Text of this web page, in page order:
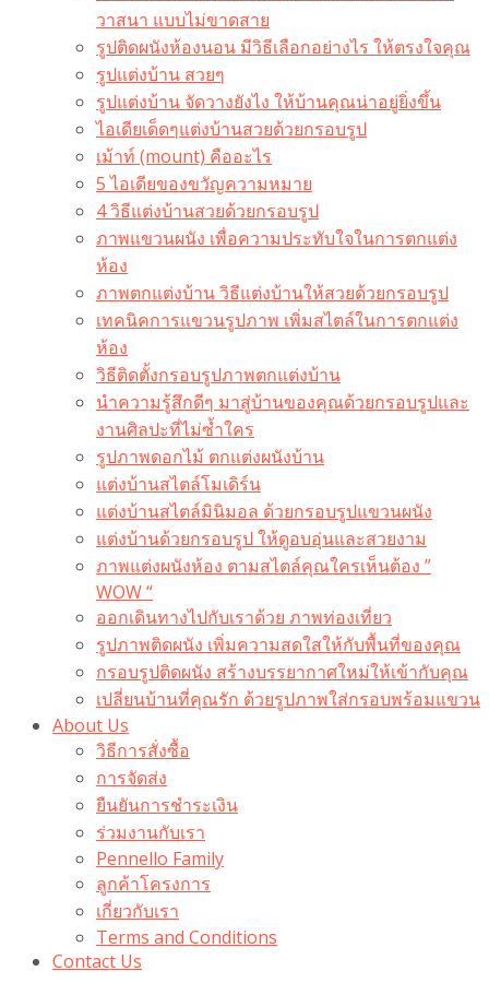
วาสนา แบบไม่ขาดสาย
รูปติดผนังห้องนอน มีวิธีเลือกอย่างไร ให้ตรงใจคุณ
รูปแต่งบ้าน สวยๆ
รูปแต่งบ้าน จัดวางยังไง ให้บ้านคุณน่าอยู่ยิ่งขึ้น
ไอเดียเด็ดๆแต่งบ้านสวยด้วยกรอบรูป
เม้าท์ (mount) คืออะไร​
5 ไอเดียของขวัญความหมาย
4 วิธีแต่งบ้านสวยด้วยกรอบรูป
ภาพแขวนผนัง เพื่อความประทับใจในการตกแต่ง
ห้อง
ภาพตกแต่งบ้าน วิธีแต่งบ้านให้สวยด้วยกรอบรูป
เทคนิคการแขวนรูปภาพ เพิ่มสไตล์ในการตกแต่ง
ห้อง
วิธีติดตั้งกรอบรูปภาพตกแต่งบ้าน
นำความรู้สึกดีๆ มาสู่บ้านของคุณด้วยกรอบรูปและ
งานศิลปะที่ไม่ซ้ำใคร
รูปภาพดอกไม้ ตกแต่งผนังบ้าน
แต่งบ้านสไตล์โมเดิร์น
แต่งบ้านสไตล์มินิมอล ด้วยกรอบรูปแขวนผนัง
แต่งบ้านด้วยกรอบรูป ให้ดูอบอุ่นและสวยงาม
ภาพแต่งผนังห้อง ตามสไตล์คุณใครเห็นต้อง ”
WOW “
ออกเดินทางไปกับเราด้วย ภาพท่องเที่ยว
รูปภาพติดผนัง เพิ่มความสดใสให้กับพื้นที่ของคุณ
กรอบรูปติดผนัง สร้างบรรยากาศใหม่ให้เข้ากับคุณ
เปลี่ยนบ้านที่คุณรัก ด้วยรูปภาพใส่กรอบพร้อมแขวน​
About Us
วิธีการสั่งซื้อ
การจัดส่ง
ยืนยันการชำระเงิน
ร่วมงานกับเรา
Pennello Family
ลูกค้าโครงการ
เกี่ยวกับเรา
Terms and Conditions
Contact Us